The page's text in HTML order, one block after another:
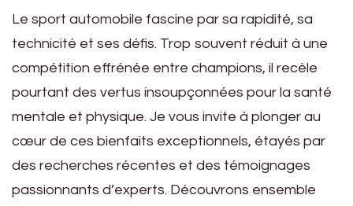
Le sport automobile fascine par sa rapidité, sa
technicité et ses défis. Trop souvent réduit à une
compétition effrénée entre champions, il recèle
pourtant des vertus insoupçonnées pour la santé
mentale et physique. Je vous invite à plonger au
cœur de ces bienfaits exceptionnels, étayés par
des recherches récentes et des témoignages
passionnants d’experts. Découvrons ensemble